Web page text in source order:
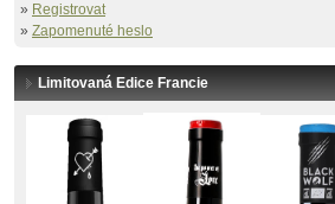
» Registrovat
» Zapomenuté heslo
Limitovaná Edice Francie